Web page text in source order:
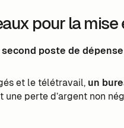
pour la
second poste de
et le télétravail, un
une perte d’argent non